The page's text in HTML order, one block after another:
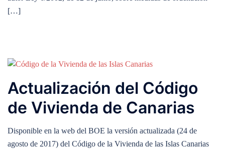
[…]
Actualización del Código
de Vivienda de Canarias
Disponible en la web del BOE la versión actualizada (24 de
agosto de 2017) del Código de la Vivienda de las Islas Canarias